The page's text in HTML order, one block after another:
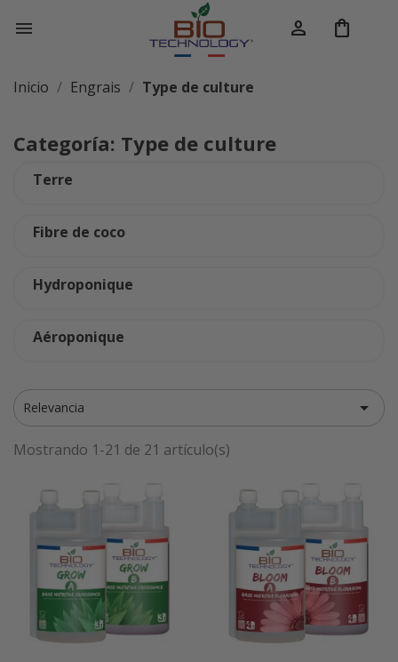
 person shopping_bag
Inicio Engrais Type de culture
Categoría: Type de culture
Terre
Fibre de coco
Hydroponique
Aéroponique
Relevancia 
Mostrando 1-21 de 21 artículo(s)